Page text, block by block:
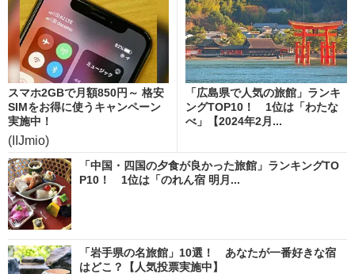
スマホ2GBで月額850円～ 格安
SIMをお得に使うキャンペーン
実施中！
(IIJmio)
「広島県で人気の旅館」ランキ
ングTOP10！ 1位は「わたな
べ」【2024年2月...
「中国・四国の夕食が良かった旅館」ランキングTO
P10！ 1位は「のれん宿 明月...
「岩手県の名旅館」10選！ あなたが一番好きな宿
はどこ？【人気投票実施中】